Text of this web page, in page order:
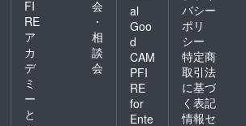
FI
RE
ア
カ
デ
ミ
ー
と
会
・
相
談
会
al
Goo
d
CAM
PFI
RE
for
Ente
バシー
ポリ
シー
特定商
取引法
に基づ
く表記
情報セ